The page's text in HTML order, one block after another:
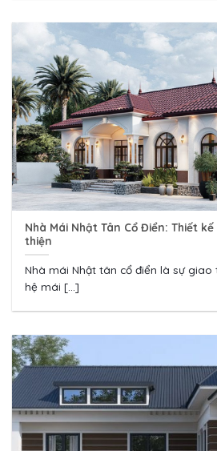
Nhà Mái Nhật Tân Cổ Điển: Thiết
thiện
Nhà mái Nhật tân cổ điển là sự
hệ mái [...]